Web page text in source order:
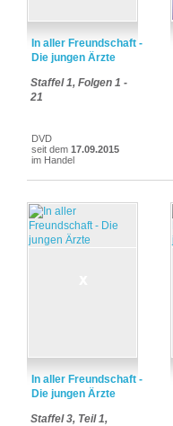
In aller Freundschaft -
Die jungen Ärzte
Staffel 1, Folgen 1 -
21
DVD
seit dem 17.09.2015
im Handel
In aller Freundschaft -
Die jungen Ärzte
Staffel 3, Teil 1,